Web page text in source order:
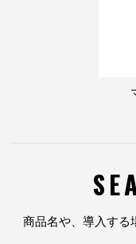
商品名や、導入する